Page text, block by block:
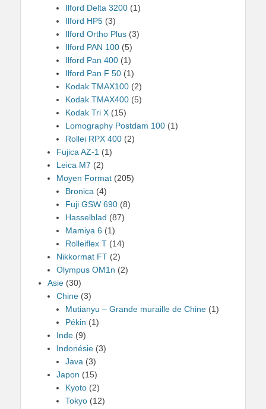
Ilford Delta 3200 (1)
Ilford HP5 (3)
Ilford Ortho Plus (3)
Ilford PAN 100 (5)
Ilford Pan 400 (1)
Ilford Pan F 50 (1)
Kodak TMAX100 (2)
Kodak TMAX400 (5)
Kodak Tri X (15)
Lomography Postdam 100 (1)
Rollei RPX 400 (2)
Fujica AZ-1 (1)
Leica M7 (2)
Moyen Format (205)
Bronica (4)
Fuji GSW 690 (8)
Hasselblad (87)
Mamiya 6 (1)
Rolleiflex T (14)
Nikkormat FT (2)
Olympus OM1n (2)
Asie (30)
Chine (3)
Mutianyu – Grande muraille de Chine (1)
Pékin (1)
Inde (9)
Indonésie (3)
Java (3)
Japon (15)
Kyoto (2)
Tokyo (12)